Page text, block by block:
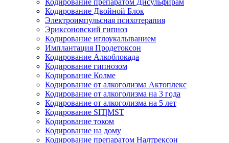
Кодирование препаратом Дисульфирам
Кодирование Двойной Блок
Электроимпульсная психотерапия
Эриксоновский гипноз
Кодирование иглоукалыванием
Имплантация Продетоксон
Кодирование Алкоблокада
Кодирование гипнозом
Кодирование Колме
Кодирование от алкоголизма Актоплекс
Кодирование от алкоголизма на 3 года
Кодирование от алкоголизма на 5 лет
Кодирование SIT|MST
Кодирование током
Кодирование на дому
Кодирование препаратом Налтрексон